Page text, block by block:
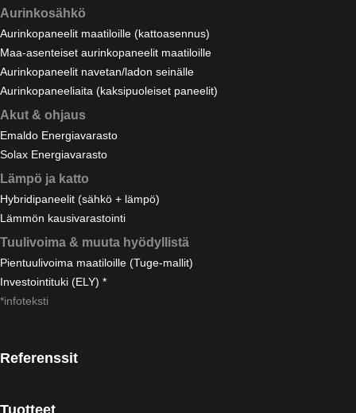
Aurinkosähkö
Aurinkopaneelit maatiloille (kattoasennus)
Maa-asenteiset aurinkopaneelit maatiloille
Aurinkopaneelit navetan/ladon seinälle
Aurinkopaneeliaita (kaksipuoleiset paneelit)
Akut & ohjaus
Emaldo Energiavarasto
Solax Energiavarasto
Lämpö ja katto
Hybridipaneelit (sähkö + lämpö)
Lämmön kausivarastointi
Tuulivoima & muuta hyödyllistä
Pientuulivoima maatiloille (Tuge-mallit)
Investointituki (ELY) *
*infoteksti
Referenssit
Tuotteet